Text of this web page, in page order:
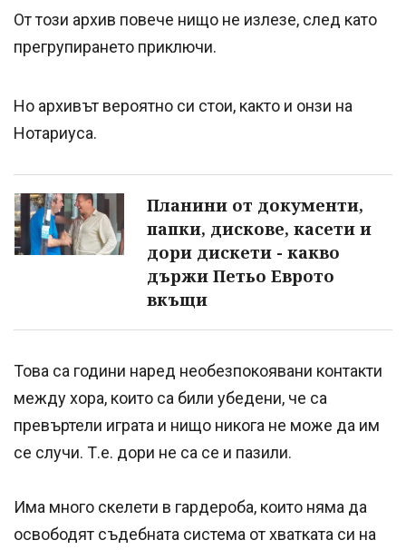
От този архив повече нищо не излезе, след като
прегрупирането приключи.
Но архивът вероятно си стои, както и онзи на
Нотариуса.
Планини от документи,
папки, дискове, касети и
дори дискети - какво
държи Петьо Еврото
вкъщи
Това са години наред необезпокоявани контакти
между хора, които са били убедени, че са
превъртели играта и нищо никога не може да им
се случи. Т.е. дори не са се и пазили.
Има много скелети в гардероба, които няма да
освободят съдебната система от хватката си на